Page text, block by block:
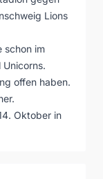
Lions
schon im
offen haben.
Oktober in